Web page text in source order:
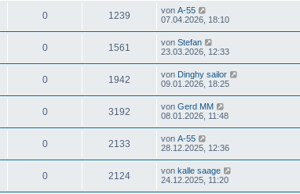
0 1239 von A-55
07.04.2026, 18:10
0 1561 von Stefan
23.03.2026, 12:33
0 1942 von Dinghy sailor
09.01.2026, 18:25
0 3192 von Gerd MM
08.01.2026, 11:48
0 2133 von A-55
28.12.2025, 12:36
0 2124 von kalle saage
24.12.2025, 11:20